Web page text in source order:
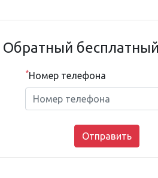
Обратный
*Номер телефона